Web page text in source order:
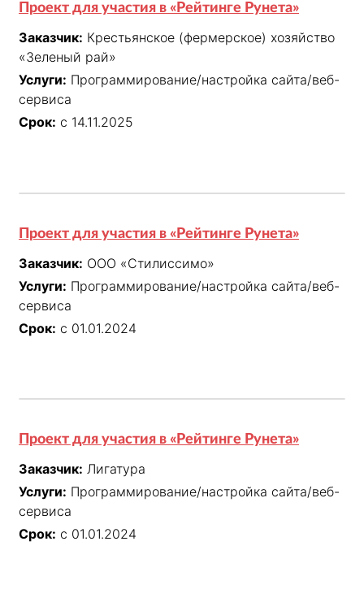
Проект для участия в «Рейтинге Рунета»
Заказчик: Крестьянское (фермерское) хозяйство
«Зеленый рай»
Услуги: Программирование/настройка сайта/веб-
сервиса
Срок: с 14.11.2025
Проект для участия в «Рейтинге Рунета»
Заказчик: ООО «Стилиссимо»
Услуги: Программирование/настройка сайта/веб-
сервиса
Срок: с 01.01.2024
Проект для участия в «Рейтинге Рунета»
Заказчик: Лигатура
Услуги: Программирование/настройка сайта/веб-
сервиса
Срок: с 01.01.2024